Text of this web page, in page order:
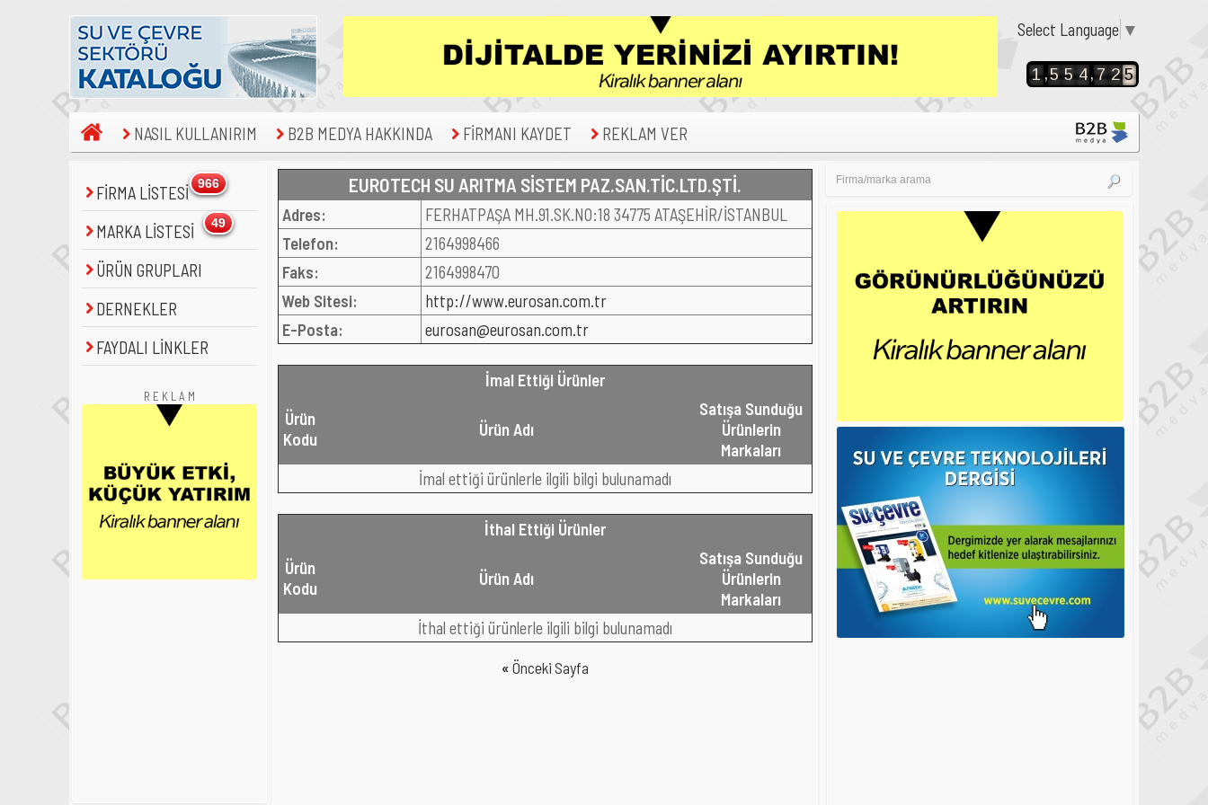
Select Language ▼
1 ,5 5 4 , 7 2 5
NASIL KULLANIRIM B2B MEDYA HAKKINDA FİRMANI KAYDET REKLAM VER
FİRMA LİSTESİ 966
MARKA LİSTESİ 49
ÜRÜN GRUPLARI
DERNEKLER
FAYDALI LİNKLER
R E K L A M
EUROTECH SU ARITMA SİSTEM PAZ.SAN.TİC.LTD.ŞTİ.
Adres:
FERHATPAŞA MH.91.SK.NO:18 34775 ATAŞEHİR/İSTANBUL
Telefon:
2164998466
Faks:
2164998470
Web Sitesi:
http://www.eurosan.com.tr
E-Posta:
eurosan@eurosan.com.tr
İmal Ettiği Ürünler
Ürün
Kodu
Ürün Adı
Satışa Sunduğu
Ürünlerin
Markaları
İmal ettiği ürünlerle ilgili bilgi bulunamadı
İthal Ettiği Ürünler
Ürün
Kodu
Ürün Adı
Satışa Sunduğu
Ürünlerin
Markaları
İthal ettiği ürünlerle ilgili bilgi bulunamadı
« Önceki Sayfa